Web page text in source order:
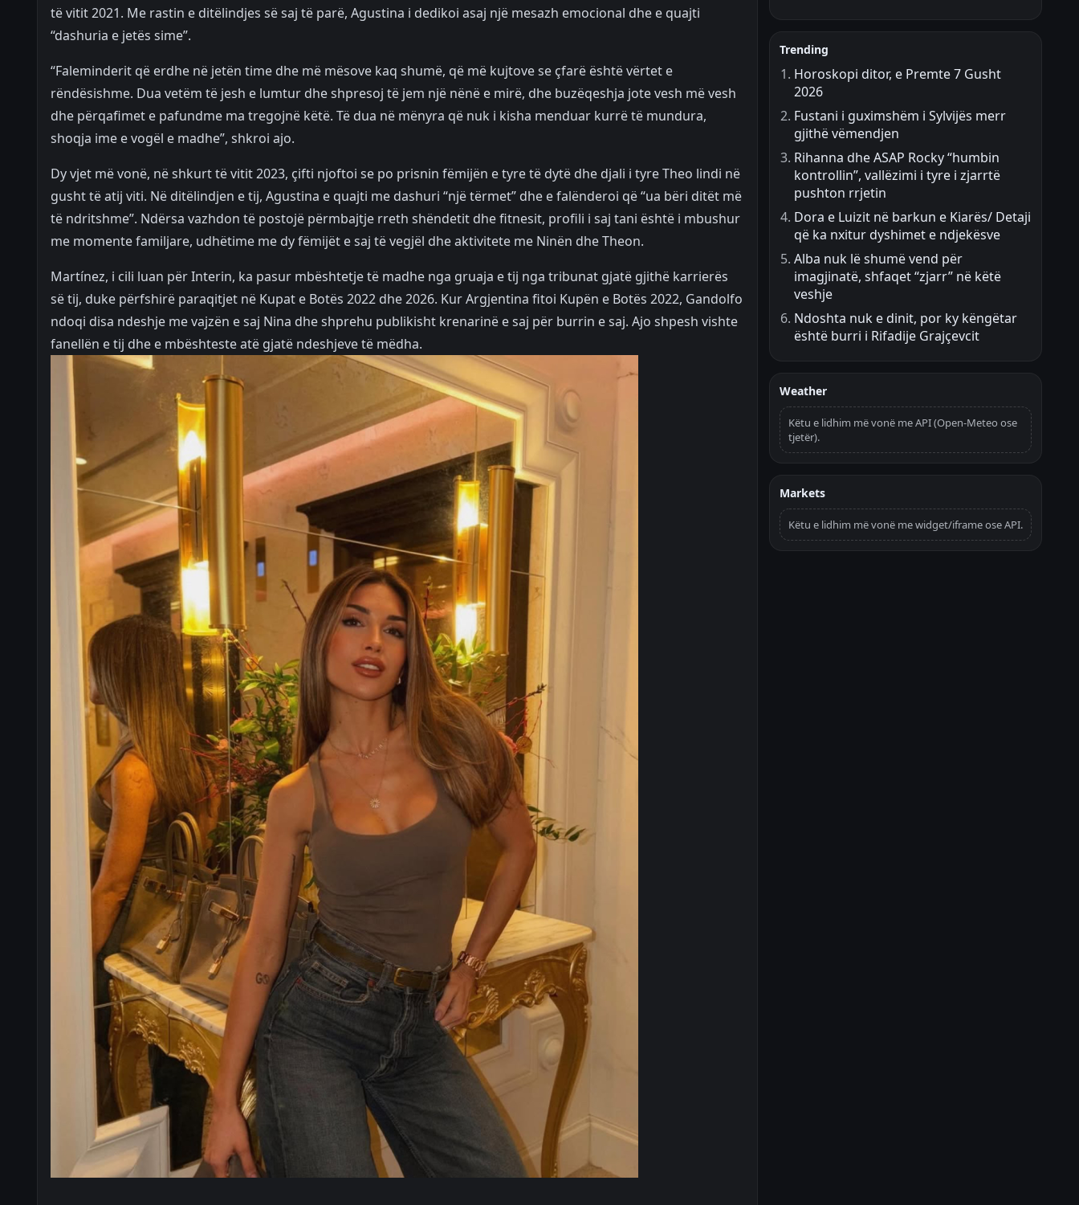
të vitit 2021. Me rastin e ditëlindjes së saj të parë, Agustina i dedikoi asaj një mesazh emocional dhe e quajti
“dashuria e jetës sime”.
“Faleminderit që erdhe në jetën time dhe më mësove kaq shumë, që më kujtove se çfarë është vërtet e
rëndësishme. Dua vetëm të jesh e lumtur dhe shpresoj të jem një nënë e mirë, dhe buzëqeshja jote vesh më vesh
dhe përqafimet e pafundme ma tregojnë këtë. Të dua në mënyra që nuk i kisha menduar kurrë të mundura,
shoqja ime e vogël e madhe”, shkroi ajo.
Dy vjet më vonë, në shkurt të vitit 2023, çifti njoftoi se po prisnin fëmijën e tyre të dytë dhe djali i tyre Theo lindi në
gusht të atij viti. Në ditëlindjen e tij, Agustina e quajti me dashuri “një tërmet” dhe e falënderoi që “ua bëri ditët më
të ndritshme”. Ndërsa vazhdon të postojë përmbajtje rreth shëndetit dhe fitnesit, profili i saj tani është i mbushur
me momente familjare, udhëtime me dy fëmijët e saj të vegjël dhe aktivitete me Ninën dhe Theon.
Martínez, i cili luan për Interin, ka pasur mbështetje të madhe nga gruaja e tij nga tribunat gjatë gjithë karrierës
së tij, duke përfshirë paraqitjet në Kupat e Botës 2022 dhe 2026. Kur Argjentina fitoi Kupën e Botës 2022, Gandolfo
ndoqi disa ndeshje me vajzën e saj Nina dhe shprehu publikisht krenarinë e saj për burrin e saj. Ajo shpesh vishte
fanellën e tij dhe e mbështeste atë gjatë ndeshjeve të mëdha.
Trending
Horoskopi ditor, e Premte 7 Gusht
2026
Fustani i guximshëm i Sylvijës merr
gjithë vëmendjen
Rihanna dhe ASAP Rocky “humbin
kontrollin”, vallëzimi i tyre i zjarrtë
pushton rrjetin
Dora e Luizit në barkun e Kiarës/ Detaji
që ka nxitur dyshimet e ndjekësve
Alba nuk lë shumë vend për
imagjinatë, shfaqet “zjarr” në këtë
veshje
Ndoshta nuk e dinit, por ky këngëtar
është burri i Rifadije Grajçevcit
Weather
Këtu e lidhim më vonë me API (Open-Meteo ose
tjetër).
Markets
Këtu e lidhim më vonë me widget/iframe ose API.